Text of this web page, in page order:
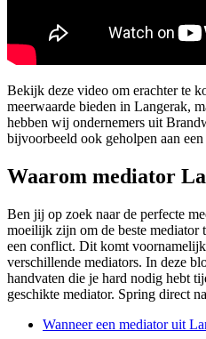
Bekijk deze video om erachter te
meerwaarde bieden in Langerak,
hebben wij ondernemers uit
bijvoorbeeld ook geholpen aan een
Waarom mediator
Ben jij op zoek naar de perfecte
moeilijk zijn om de beste mediator
een conflict. Dit komt
verschillende mediators. In deze
handvaten die je hard nodig hebt
geschikte mediator. Spring direct
Wanneer een mediator uit